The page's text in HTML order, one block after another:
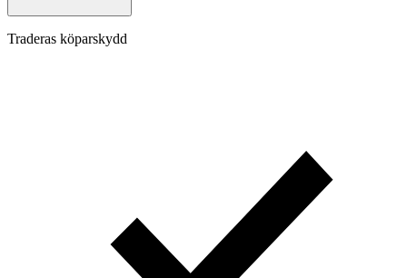
Traderas köparskydd